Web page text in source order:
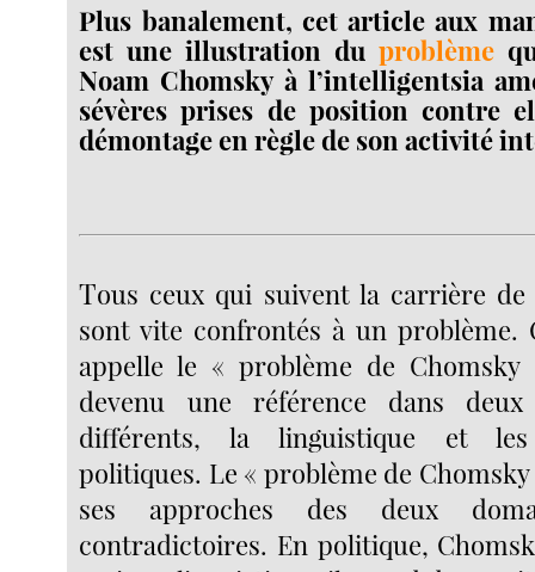
Plus banalement, cet article aux
est une illustration du problème
Noam Chomsky à l’intelligentsia
sévères prises de position contre
démontage en règle de son activité
Tous ceux qui suivent la carrière de
sont vite confrontés à un problème.
appelle le « problème de Chomsky
devenu une référence dans
différents, la linguistique et les
politiques. Le « problème de
ses approches des deux
contradictoires. En politique,